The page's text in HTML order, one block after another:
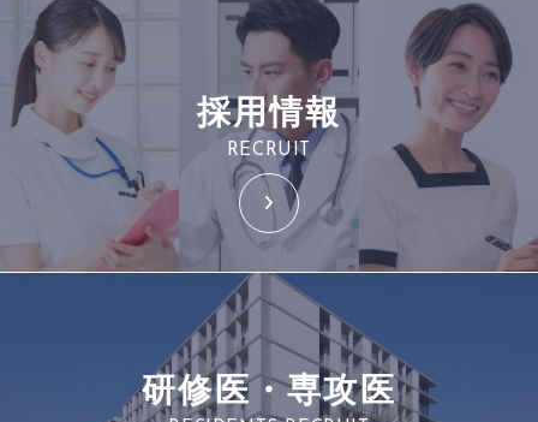
採用情報
RECRUIT
研修医・専攻医